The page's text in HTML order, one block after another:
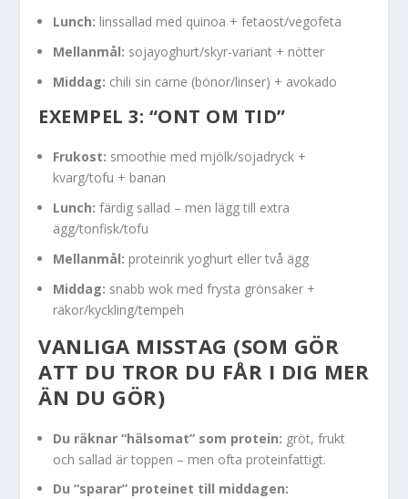
Lunch: linssallad med quinoa + fetaost/vegofeta
Mellanmål: sojayoghurt/skyr-variant + nötter
Middag: chili sin carne (bönor/linser) + avokado
EXEMPEL 3: “ONT OM TID”
Frukost: smoothie med mjölk/sojadryck +
kvarg/tofu + banan
Lunch: färdig sallad – men lägg till extra
ägg/tonfisk/tofu
Mellanmål: proteinrik yoghurt eller två ägg
Middag: snabb wok med frysta grönsaker +
räkor/kyckling/tempeh
VANLIGA MISSTAG (SOM GÖR
ATT DU TROR DU FÅR I DIG MER
ÄN DU GÖR)
Du räknar “hälsomat” som protein: gröt, frukt
och sallad är toppen – men ofta proteinfattigt.
Du “sparar” proteinet till middagen: